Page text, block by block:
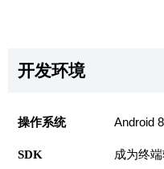
开发环境
操作系统 Android
SDK 成为终